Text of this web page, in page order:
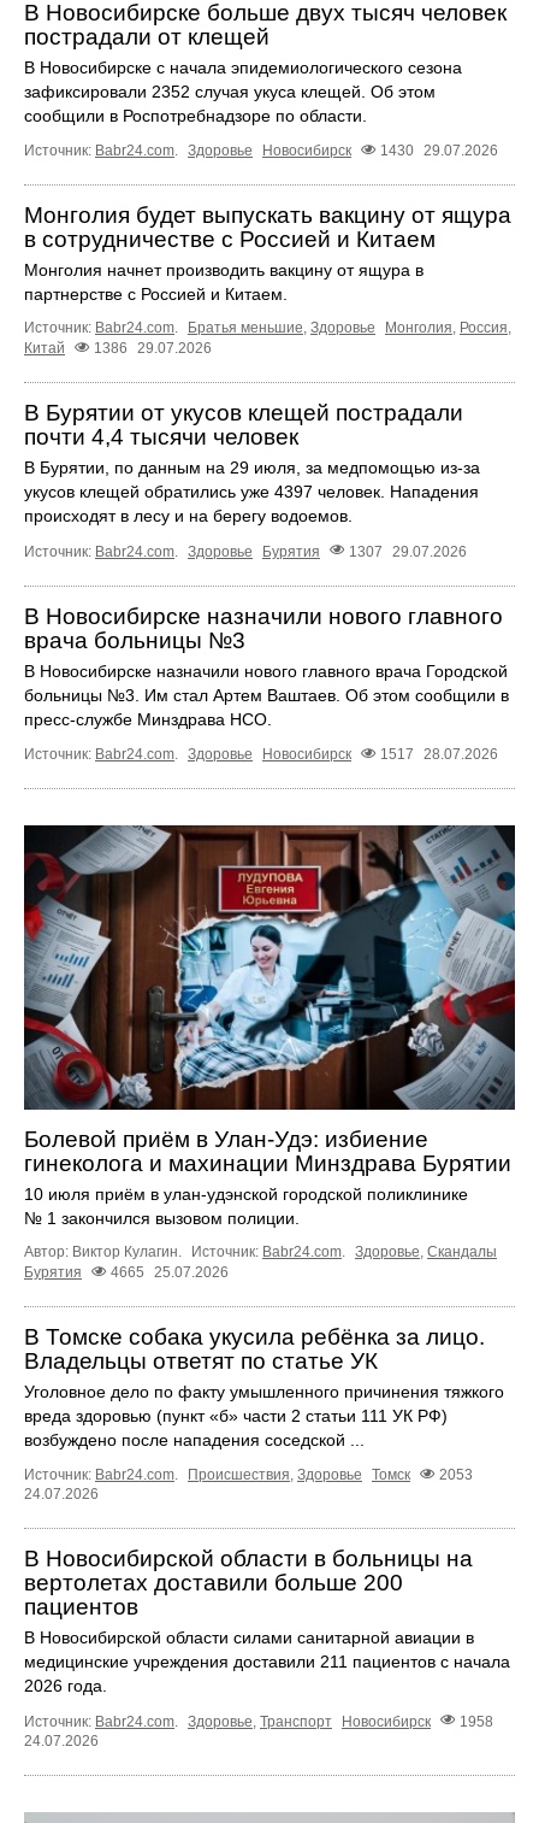
В Новосибирске больше двух тысяч человек
пострадали от клещей
В Новосибирске с начала эпидемиологического сезона
зафиксировали 2352 случая укуса клещей. Об этом
сообщили в Роспотребнадзоре по области.
Источник: Babr24.com. Здоровье Новосибирск 1430 29.07.2026
Монголия будет выпускать вакцину от ящура
в сотрудничестве с Россией и Китаем
Монголия начнет производить вакцину от ящура в
партнерстве с Россией и Китаем.
Источник: Babr24.com. Братья меньшие, Здоровье Монголия, Россия,
Китай
1386 29.07.2026
В Бурятии от укусов клещей пострадали
почти 4,4 тысячи человек
В Бурятии, по данным на 29 июля, за медпомощью из-за
укусов клещей обратились уже 4397 человек. Нападения
происходят в лесу и на берегу водоемов.
Источник: Babr24.com Здоровье Бурятия 1307 29.07.2026
В Новосибирске назначили нового главного
врача больницы №3
В Новосибирске назначили нового главного врача Городской
больницы №3. Им стал Артем Ваштаев. Об этом сообщили в
пресс-службе Минздрава НСО.
Источник: Babr24.com Здоровье Новосибирск 1517 28.07.2026
Болевой приём в Улан-Удэ: избиение
гинеколога и махинации Минздрава Бурятии
10 июля приём в улан-удэнской городской поликлинике
№ 1 закончился вызовом полиции.
Автор: Виктор Кулагин. Источник: Babr24.com. Здоровье, Скандалы
Бурятия
4665 25.07.2026
В Томске собака укусила ребёнка за лицо.
Владельцы ответят по статье УК
Уголовное дело по факту умышленного причинения тяжкого
вреда здоровью (пункт «б» части 2 статьи 111 УК РФ)
возбуждено после нападения соседской ...
Источник: Babr24.com. Происшествия, Здоровье Томск
2053
24.07.2026
В Новосибирской области в больницы на
вертолетах доставили больше 200
пациентов
В Новосибирской области силами санитарной авиации в
медицинские учреждения доставили 211 пациентов с начала
2026 года.
Источник: Babr24.com Здоровье Транспорт Новосибирск
1958
24.07.2026